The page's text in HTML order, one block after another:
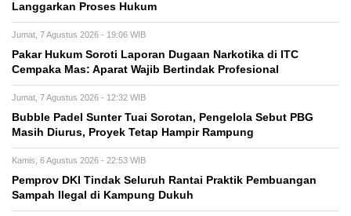
Langgarkan Proses Hukum
Jumat, 7 Agustus 2026 - 19:06 WIB
Pakar Hukum Soroti Laporan Dugaan Narkotika di ITC
Cempaka Mas: Aparat Wajib Bertindak Profesional
Jumat, 7 Agustus 2026 - 12:32 WIB
Bubble Padel Sunter Tuai Sorotan, Pengelola Sebut PBG
Masih Diurus, Proyek Tetap Hampir Rampung
Kamis, 6 Agustus 2026 - 22:53 WIB
Pemprov DKI Tindak Seluruh Rantai Praktik Pembuangan
Sampah Ilegal di Kampung Dukuh